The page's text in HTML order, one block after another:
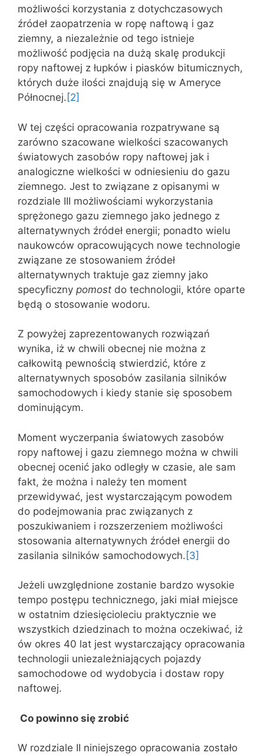
możliwości korzystania z dotychczasowych
źródeł zaopatrzenia w ropę naftową i gaz
ziemny, a niezależnie od tego istnieje
możliwość podjęcia na dużą skalę produkcji
ropy naftowej z łupków i piasków bitumicznych,
których duże ilości znajdują się w Ameryce
Północnej. [2]
W tej części opracowania rozpatrywane są
zarówno szacowane wielkości szacowanych
światowych zasobów ropy naftowej jak i
analogiczne wielkości w odniesieniu do gazu
ziemnego. Jest to związane z opisanymi w
rozdziale III możliwościami wykorzystania
sprężonego gazu ziemnego jako jednego z
alternatywnych źródeł energii; ponadto wielu
naukowców opracowujących nowe technologie
związane ze stosowaniem źródeł
alternatywnych traktuje gaz ziemny jako
specyficzny pomost do technologii, które oparte
będą o stosowanie wodoru.
Z powyżej zaprezentowanych rozwiązań
wynika, iż w chwili obecnej nie można z
całkowitą pewnością stwierdzić, które z
alternatywnych sposobów zasilania silników
samochodowych i kiedy stanie się sposobem
dominującym.
Moment wyczerpania światowych zasobów
ropy naftowej i gazu ziemnego można w chwili
obecnej ocenić jako odległy w czasie, ale sam
fakt, że można i należy ten moment
przewidywać, jest wystarczającym powodem
do podejmowania prac związanych z
poszukiwaniem i rozszerzeniem możliwości
stosowania alternatywnych źródeł energii do
zasilania silników samochodowych. [3]
Jeżeli uwzględnione zostanie bardzo wysokie
tempo postępu technicznego, jaki miał miejsce
w ostatnim dziesięcioleciu praktycznie we
wszystkich dziedzinach to można oczekiwać, iż
ów okres 40 lat jest wystarczający opracowania
technologii uniezależniających pojazdy
samochodowe od wydobycia i dostaw ropy
naftowej.
Co powinno się zrobić
W rozdziale II niniejszego opracowania zostało